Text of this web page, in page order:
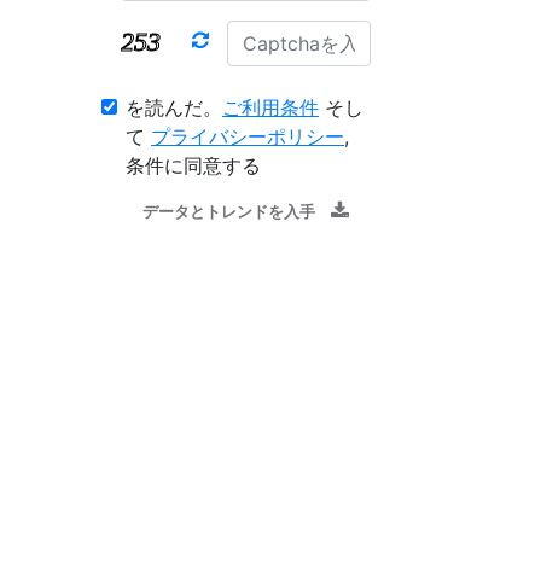
を読んだ。 ご利用条件 そし
て プライバシーポリシー,
条件に同意する
データとトレンドを入手